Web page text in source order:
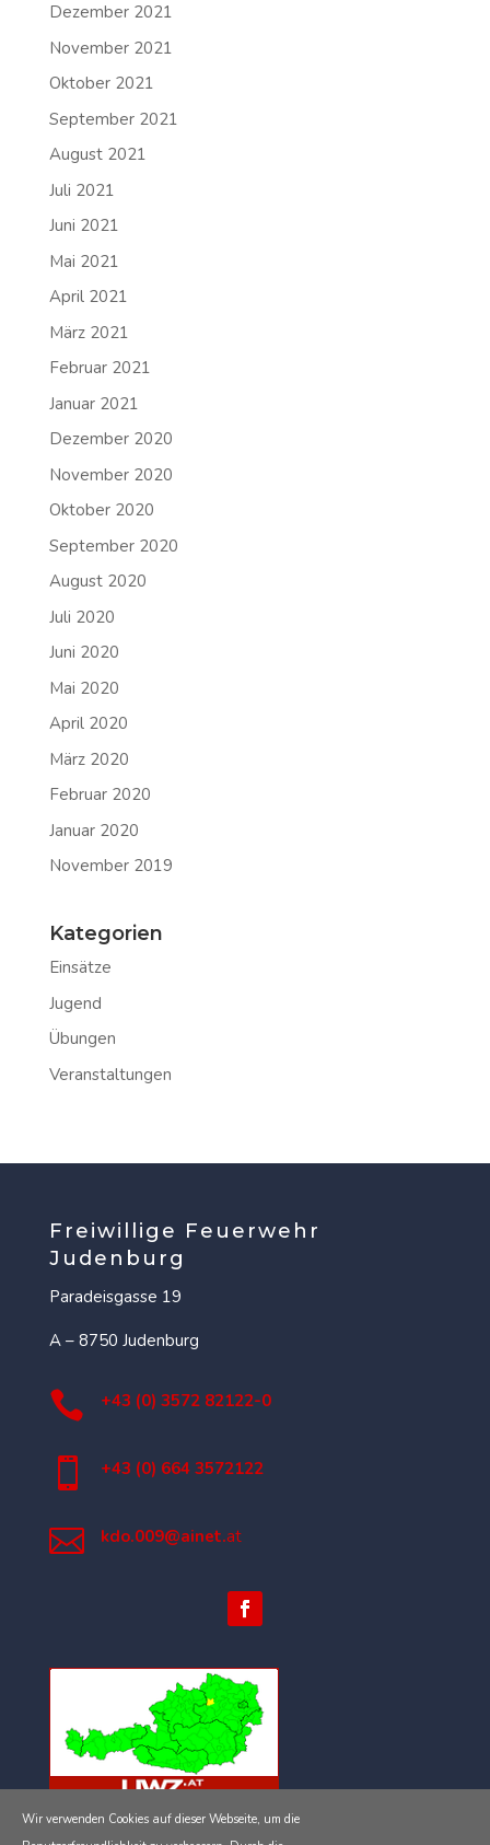
Dezember 2021
November 2021
Oktober 2021
September 2021
August 2021
Juli 2021
Juni 2021
Mai 2021
April 2021
März 2021
Februar 2021
Januar 2021
Dezember 2020
November 2020
Oktober 2020
September 2020
August 2020
Juli 2020
Juni 2020
Mai 2020
April 2020
März 2020
Februar 2020
Januar 2020
November 2019
Kategorien
Einsätze
Jugend
Übungen
Veranstaltungen
Freiwillige Feuerwehr
Judenburg
Paradeisgasse 19
A – 8750 Judenburg
 +43 (0) 3572 82122-0
 +43 (0) 664 3572122
 kdo.009@ainet.at
Wir verwenden Cookies auf dieser Webseite, um die